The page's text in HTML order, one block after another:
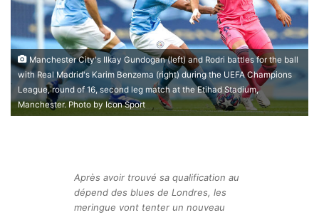
Manchester City's Ilkay Gundogan (left) and Rodri battles for the ball
with Real Madrid's Karim Benzema (right) during the UEFA Champions
League, round of 16, second leg match at the Etihad Stadium,
Manchester. Photo by Icon Sport
Après avoir trouvé sa qualification au
dépend des blues de Londres, les
meringue vont tenter un nouveau